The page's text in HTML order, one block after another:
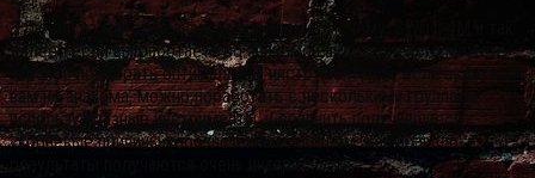
3.Любой из методов анализа проблем (5Почему, SWOT, 4М и так
далее). если вы работаете со знакомой аудиторией, то можете
заранее подобрать оптимальный инструментарий, если аудитория
вам не знакома, можно поработать с несколькими группами,
используя разные инструменты, и сравнить получившиеся
«корневые причины» обозначенных проблем. Как правило,
результаты получаются очень интересными.